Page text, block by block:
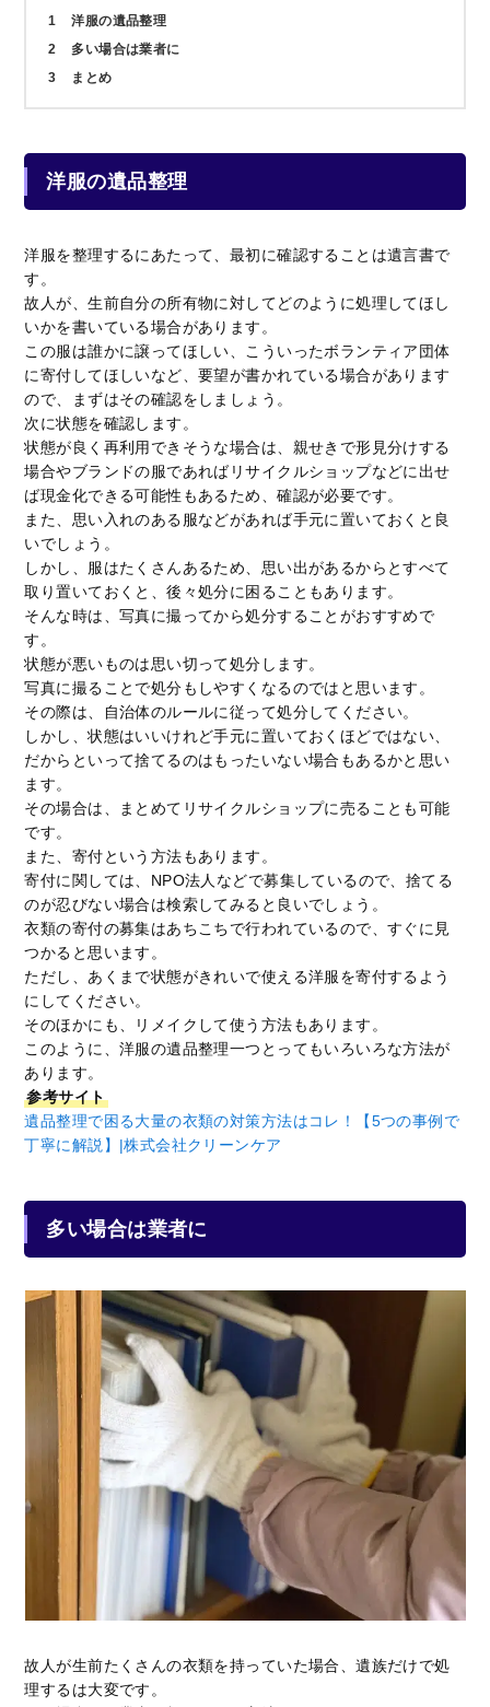
1
洋服の遺品整理
2
多い場合は業者に
3
まとめ
洋服の遺品整理
洋服を整理するにあたって、最初に確認することは遺言書で
す。
故人が、生前自分の所有物に対してどのように処理してほし
いかを書いている場合があります。
この服は誰かに譲ってほしい、こういったボランティア団体
に寄付してほしいなど、要望が書かれている場合があります
ので、まずはその確認をしましょう。
次に状態を確認します。
状態が良く再利用できそうな場合は、親せきで形見分けする
場合やブランドの服であればリサイクルショップなどに出せ
ば現金化できる可能性もあるため、確認が必要です。
また、思い入れのある服などがあれば手元に置いておくと良
いでしょう。
しかし、服はたくさんあるため、思い出があるからとすべて
取り置いておくと、後々処分に困ることもあります。
そんな時は、写真に撮ってから処分することがおすすめで
す。
状態が悪いものは思い切って処分します。
写真に撮ることで処分もしやすくなるのではと思います。
その際は、自治体のルールに従って処分してください。
しかし、状態はいいけれど手元に置いておくほどではない、
だからといって捨てるのはもったいない場合もあるかと思い
ます。
その場合は、まとめてリサイクルショップに売ることも可能
です。
また、寄付という方法もあります。
寄付に関しては、NPO法人などで募集しているので、捨てる
のが忍びない場合は検索してみると良いでしょう。
衣類の寄付の募集はあちこちで行われているので、すぐに見
つかると思います。
ただし、あくまで状態がきれいで使える洋服を寄付するよう
にしてください。
そのほかにも、リメイクして使う方法もあります。
このように、洋服の遺品整理一つとってもいろいろな方法が
あります。
参考サイト
遺品整理で困る大量の衣類の対策方法はコレ！【5つの事例で
丁寧に解説】|株式会社クリーンケア
多い場合は業者に
故人が生前たくさんの衣類を持っていた場合、遺族だけで処
理するは大変です。